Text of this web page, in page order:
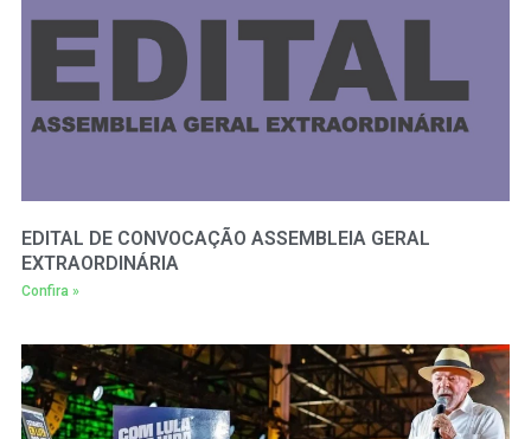
EDITAL DE CONVOCAÇÃO ASSEMBLEIA GERAL
EXTRAORDINÁRIA
Confira »